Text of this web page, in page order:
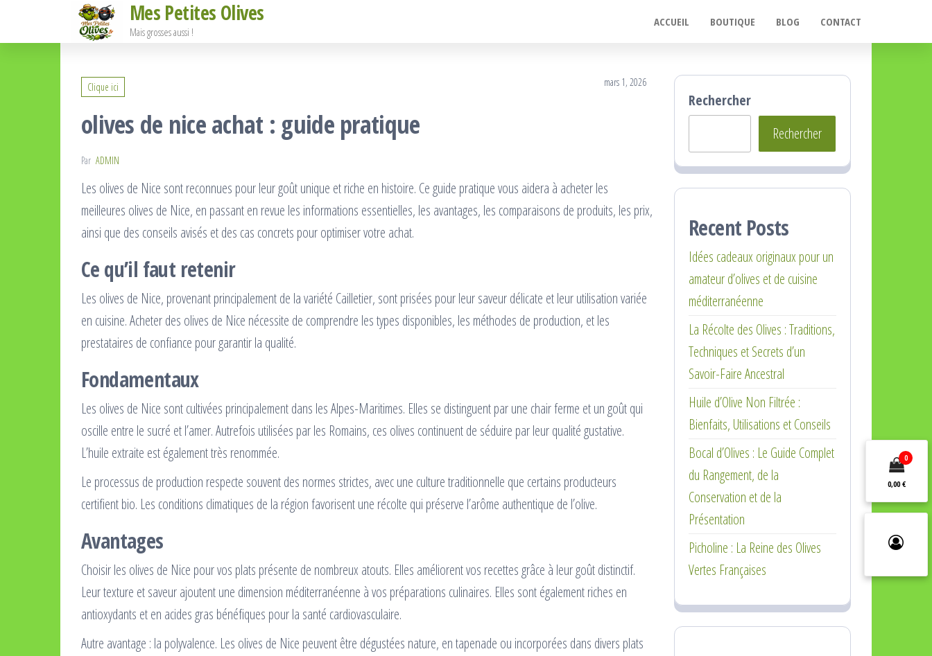
Mes Petites Olives
Mais grosses aussi !
ACCUEIL BOUTIQUE BLOG CONTACT
Clique ici mars 1, 2026
olives de nice achat : guide pratique
Par ADMIN
Les olives de Nice sont reconnues pour leur goût unique et riche en histoire. Ce guide pratique vous aidera à acheter les
meilleures olives de Nice, en passant en revue les informations essentielles, les avantages, les comparaisons de produits, les prix,
ainsi que des conseils avisés et des cas concrets pour optimiser votre achat.
Ce qu’il faut retenir
Les olives de Nice, provenant principalement de la variété Cailletier, sont prisées pour leur saveur délicate et leur utilisation variée
en cuisine. Acheter des olives de Nice nécessite de comprendre les types disponibles, les méthodes de production, et les
prestataires de confiance pour garantir la qualité.
Fondamentaux
Les olives de Nice sont cultivées principalement dans les Alpes-Maritimes. Elles se distinguent par une chair ferme et un goût qui
oscille entre le sucré et l’amer. Autrefois utilisées par les Romains, ces olives continuent de séduire par leur qualité gustative.
L’huile extraite est également très renommée.
Le processus de production respecte souvent des normes strictes, avec une culture traditionnelle que certains producteurs
certifient bio. Les conditions climatiques de la région favorisent une récolte qui préserve l’arôme authentique de l’olive.
Avantages
Choisir les olives de Nice pour vos plats présente de nombreux atouts. Elles améliorent vos recettes grâce à leur goût distinctif.
Leur texture et saveur ajoutent une dimension méditerranéenne à vos préparations culinaires. Elles sont également riches en
antioxydants et en acides gras bénéfiques pour la santé cardiovasculaire.
Autre avantage : la polyvalence. Les olives de Nice peuvent être dégustées nature, en tapenade ou incorporées dans divers plats
Rechercher
Rechercher
Recent Posts
Idées cadeaux originaux pour un
amateur d’olives et de cuisine
méditerranéenne
La Récolte des Olives : Traditions,
Techniques et Secrets d’un
Savoir-Faire Ancestral
Huile d’Olive Non Filtrée :
Bienfaits, Utilisations et Conseils
Bocal d’Olives : Le Guide Complet
du Rangement, de la
Conservation et de la
Présentation
Picholine : La Reine des Olives
Vertes Françaises
0
0,00 €